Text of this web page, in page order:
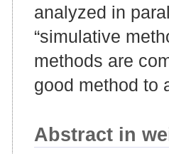
analyzed in
“simulative
methods are
good method to
Abstract in